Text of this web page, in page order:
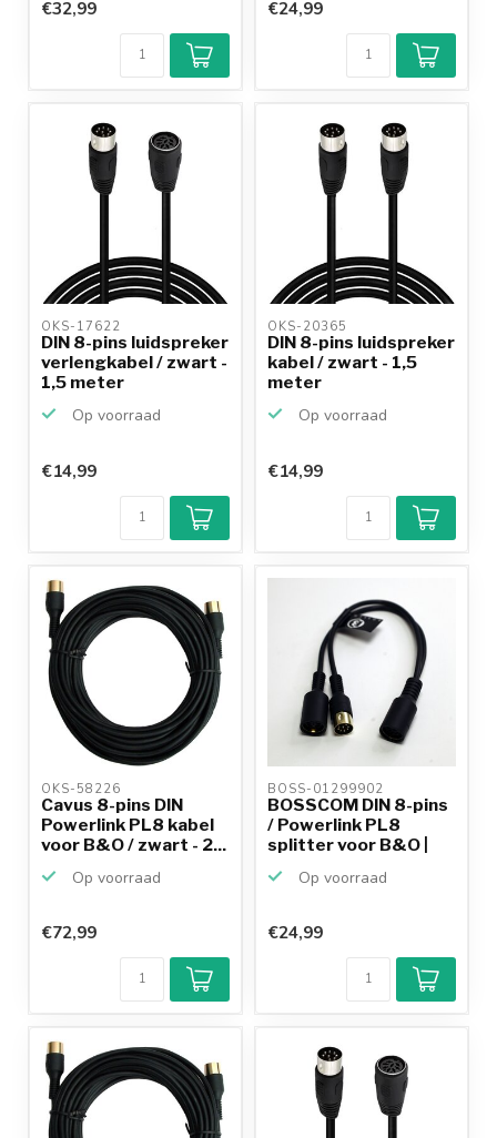
€32,99 €24,99
OKS-17622
DIN 8-pins luidspreker
verlengkabel / zwart -
1,5 meter
Op voorraad
€14,99
OKS-20365
DIN 8-pins luidspreker
kabel / zwart - 1,5
meter
Op voorraad
€14,99
OKS-58226
Cavus 8-pins DIN
Powerlink PL8 kabel
voor B&O / zwart - 2...
Op voorraad
€72,99
BOSS-01299902
BOSSCOM DIN 8-pins
/ Powerlink PL8
splitter voor B&O |
Op voorraad
€24,99